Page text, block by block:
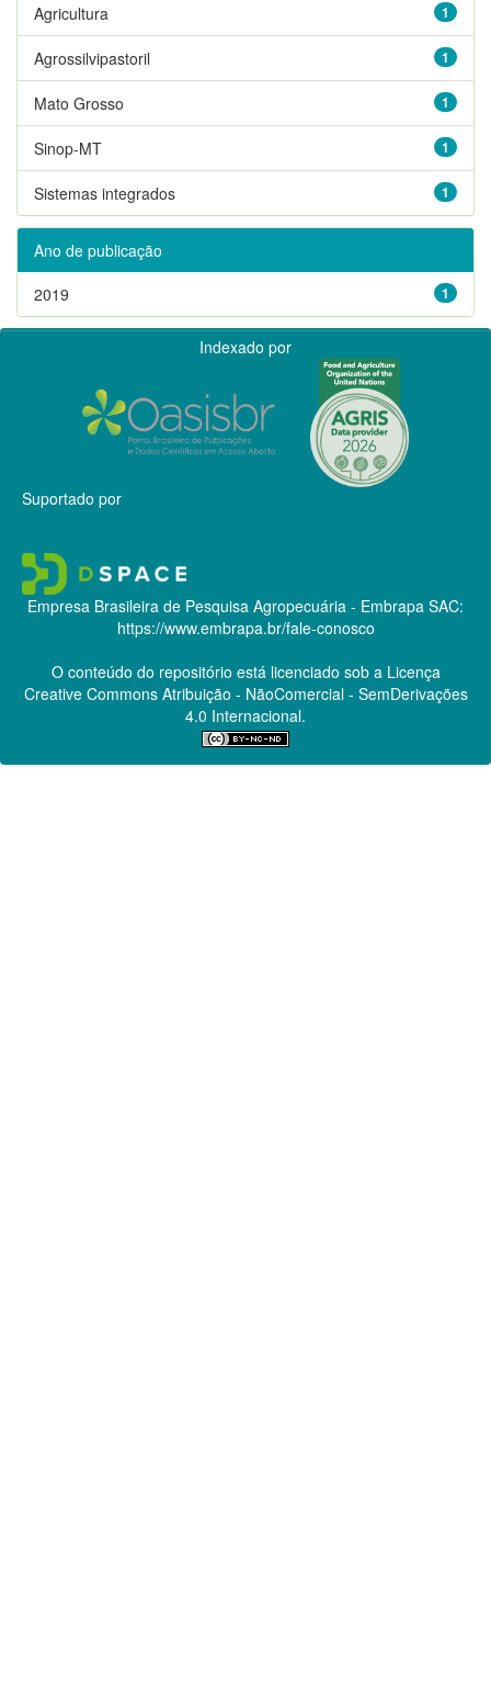
1
Agricultura
1
Agrossilvipastoril
1
Mato Grosso
1
Sinop-MT
1
Sistemas integrados
Ano de publicação
1
2019
Indexado por
Suportado por
Empresa Brasileira de Pesquisa Agropecuária - Embrapa SAC:
https://www.embrapa.br/fale-conosco
O conteúdo do repositório está licenciado sob a Licença
Creative CommonsAtribuição - NãoComercial - SemDerivações
4.0 Internacional.